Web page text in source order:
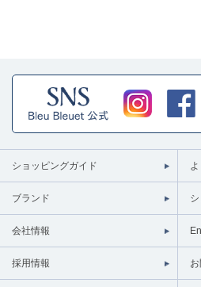
ショッピングガイド
ブランド
会社情報
採用情報